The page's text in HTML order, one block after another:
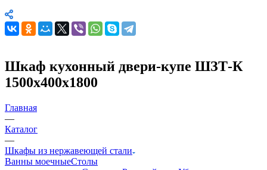
Шкаф кухонный двери-купе ШЗТ-К
1500х400х1800
Главная
—
Каталог
—
Шкафы из нержавеющей стали
Ванны моечныеСтолы